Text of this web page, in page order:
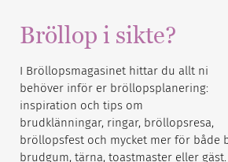
Bröllop i sikte?
I Bröllopsmagasinet hittar du allt ni
behöver inför er bröllopsplanering:
inspiration och tips om
brudklänningar, ringar, bröllopsresa,
bröllopsfest och mycket mer för både
brudgum, tärna, toastmaster eller gäst.